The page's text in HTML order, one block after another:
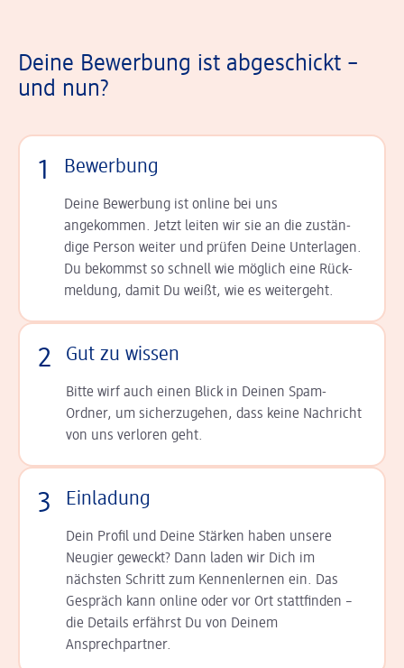
Deine Bewerbung ist abgeschickt –
und nun?
1 Bewerbung
Deine Bewerbung ist online bei uns
angekommen. Jetzt leiten wir sie an die zu­stän­
dige Person weiter und prüfen Deine Unterlagen.
Du bekommst so schnell wie möglich eine Rück­
meldung, damit Du weißt, wie es weitergeht.
2 Gut zu wissen
Bitte wirf auch einen Blick in Deinen Spam-
Ordner, um sicherzugehen, dass keine Nachricht
von uns verloren geht.
3 Einladung
Dein Profil und Deine Stär­ken haben unsere
Neugier geweckt? Dann laden wir Dich im
nächsten Schritt zum Kennen­lernen ein. Das
Gespräch kann online oder vor Ort statt­finden –
die Details er­fährst Du von Deinem
Ansprechpartner.